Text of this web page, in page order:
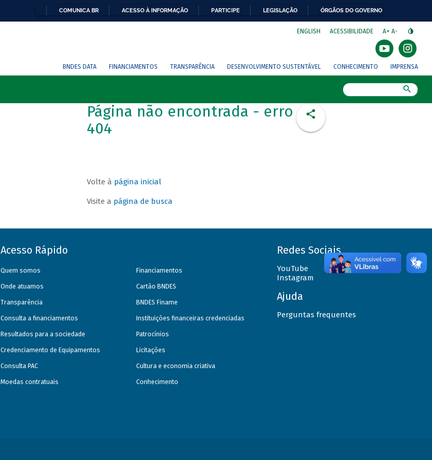
COMUNICA BR ACESSO À INFORMAÇÃO PARTICIPE LEGISLAÇÃO ÓRGÃOS DO GOVERNO
ENGLISH ACESSIBILIDADE A+ A-
BNDES DATA FINANCIAMENTOS TRANSPARÊNCIA DESENVOLVIMENTO SUSTENTÁVEL CONHECIMENTO IMPRENSA
Página não encontrada - erro
404
Volte à página inicial
Visite a página de busca
Acesso Rápido
Quem somos
Onde atuamos
Transparência
Consulta a financiamentos
Resultados para a sociedade
Credenciamento de Equipamentos
Consulta PAC
Moedas contratuais
Financiamentos
Cartão BNDES
BNDES Finame
Instituições financeiras credenciadas
Patrocínios
Licitações
Cultura e economia criativa
Conhecimento
Redes Sociais
YouTube
Instagram
Ajuda
Perguntas frequentes